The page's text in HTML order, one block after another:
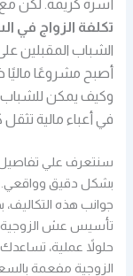
أسرة كريمة. لكن
تكلفة الزواج في
الشباب المقبلين
أصبح مشروعًا ماليًا
وكيف يمكن للشباب
في أعباء مالية
سنتعرف علي
بشكل دقيق
جوانب هذه التكاليف،
تأسيس عش الزوجية.
حلولاً عملية،
الزوجية مفعمة